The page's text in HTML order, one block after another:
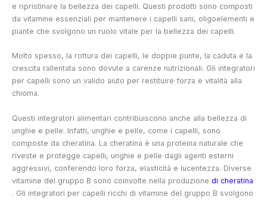
e ripristinare la bellezza dei capelli. Questi prodotti sono composti
da vitamine essenziali per mantenere i capelli sani, oligoelementi e
piante che svolgono un ruolo vitale per la bellezza dei capelli.
Molto spesso, la rottura dei capelli, le doppie punte, la caduta e la
crescita rallentata sono dovute a carenze nutrizionali. Gli integratori
per capelli sono un valido aiuto per restituire forza e vitalità alla
chioma.
Questi integratori alimentari contribuiscono anche alla bellezza di
unghie e pelle. Infatti, unghie e pelle, come i capelli, sono
composte da cheratina. La cheratina è una proteina naturale che
riveste e protegge capelli, unghie e pelle dagli agenti esterni
aggressivi, conferendo loro forza, elasticità e lucentezza. Diverse
vitamine del gruppo B sono coinvolte nella produzione di cheratina
. Gli integratori per capelli ricchi di vitamine del gruppo B svolgono